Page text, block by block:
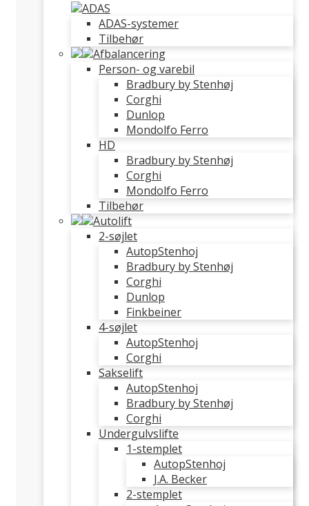
ADAS
ADAS-systemer
Tilbehør
Afbalancering
Person- og varebil
Bradbury by Stenhøj
Corghi
Dunlop
Mondolfo Ferro
HD
Bradbury by Stenhøj
Corghi
Mondolfo Ferro
Tilbehør
Autolift
2-søjlet
AutopStenhoj
Bradbury by Stenhøj
Corghi
Dunlop
Finkbeiner
4-søjlet
AutopStenhoj
Corghi
Sakselift
AutopStenhoj
Bradbury by Stenhøj
Corghi
Undergulvslifte
1-stemplet
AutopStenhoj
J.A. Becker
2-stemplet